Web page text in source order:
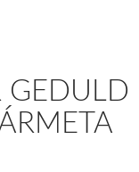
GEDULD